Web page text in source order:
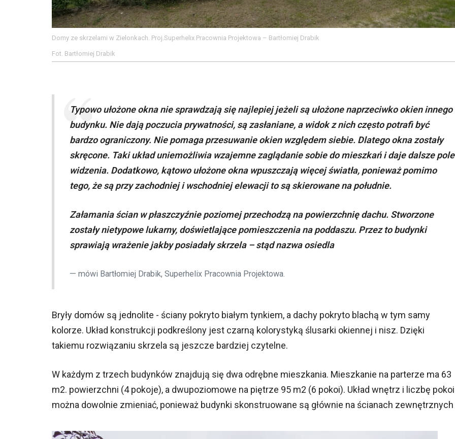
Domy ze skrzelami w Zielonkach. Proj.Superhelix Pracownia Projektowa – Bartłomiej Drabik
Fot. Bartłomiej Drabik
Typowo ułożone okna nie sprawdzają się najlepiej jeżeli są ułożone naprzeciwko okien innego
budynku. Nie dają poczucia prywatności, są zasłaniane, a widok z nich często potrafi być
bardzo ograniczony. Nie pomaga przesuwanie okien względem siebie. Dlatego okna zostały
skręcone. Taki układ uniemożliwia wzajemne zaglądanie sobie do mieszkań i daje dalsze pole
widzenia. Dodatkowo, kątowo ułożone okna wpuszczają więcej światła, ponieważ pomimo
tego, że są przy zachodniej i wschodniej elewacji to są skierowane na południe.
Załamania ścian w płaszczyźnie poziomej przechodzą na powierzchnię dachu. Stworzone
zostały nietypowe lukarny, doświetlające pomieszczenia na poddaszu. Przez to budynki
sprawiają wrażenie jakby posiadały skrzela – stąd nazwa osiedla
mówi Bartłomiej Drabik, Superhelix Pracownia Projektowa.
Bryły domów są jednolite - ściany pokryto białym tynkiem, a dachy pokryto blachą w tym samy
kolorze. Układ konstrukcji podkreślony jest czarną kolorystyką ślusarki okiennej i nisz. Dzięki
takiemu rozwiązaniu skrzela są jeszcze bardziej czytelne.
W każdym z trzech budynków znajdują się dwa odrębne mieszkania. Mieszkanie na parterze ma 63
m2. powierzchni (4 pokoje), a dwupoziomowe na piętrze 95 m2 (6 pokoi). Układ wnętrz i liczbę pokoi
można dowolnie zmieniać, ponieważ budynki skonstruowane są głównie na ścianach zewnętrznych